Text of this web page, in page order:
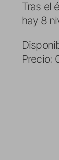
Tras el
hay 8
Precio: